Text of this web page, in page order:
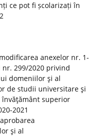
ce pot fi școlarizați în
anexelor nr. 1-
299/2020 privind
domeniilor şi al
de studii universitare şi
superior
2021
şi al